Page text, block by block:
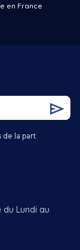
en France
la part
du Lundi au